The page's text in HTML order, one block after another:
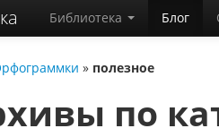
Библиотека Блог
» полезное
по